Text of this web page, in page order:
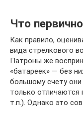
Что
Как правило,
вида стрелкового
Патроны же
«батареек» — без
большому счету
только отличаются
т.п.). Однако это